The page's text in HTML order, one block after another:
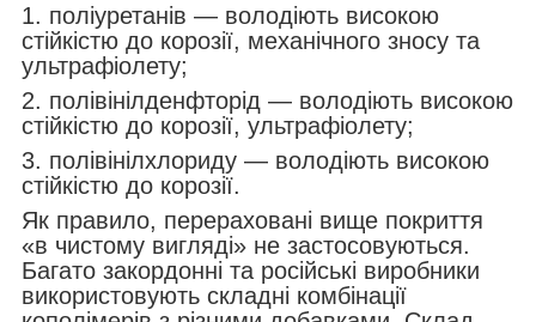
1. поліуретанів — володіють високою
стійкістю до корозії, механічного зносу та
ультрафіолету;
2. полівінілденфторід — володіють високою
стійкістю до корозії, ультрафіолету;
3. полівінілхлориду — володіють високою
стійкістю до корозії.
Як правило, перераховані вище покриття
«в чистому вигляді» не застосовуються.
Багато закордонні та російські виробники
використовують складні комбінації